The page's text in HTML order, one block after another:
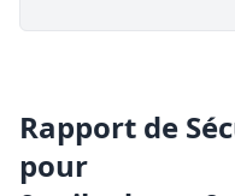
Rapport de
pour